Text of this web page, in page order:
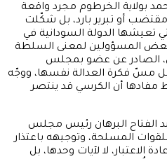
بولاية الخرطوم مجرد واقعة
مقتضب أو تبرير بارد، بل شكّلت
تعيشها الدولة السودانية في
بعض المسؤولين لمعنى السلطة
الصادر عن عضو بمجلس
مسّ فكرة العدالة نفسها، ووجّه
أن الكرسي قد ينتصر
الفتاح البرهان رئيس مجلس
للقوات المسلحة، وتوجيهه باعتذار
لا لآيات وحدها، بل